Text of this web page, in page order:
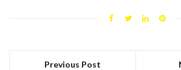
Previous Post